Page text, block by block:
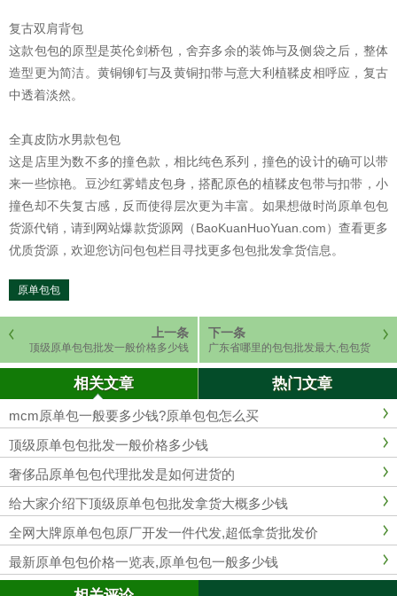
复古双肩背包
这款包包的原型是英伦剑桥包，舍弃多余的装饰与及侧袋之后，整体
造型更为简洁。黄铜铆钉与及黄铜扣带与意大利植鞣皮相呼应，复古
中透着淡然。
全真皮防水男款包包
这是店里为数不多的撞色款，相比纯色系列，撞色的设计的确可以带
来一些惊艳。豆沙红雾蜡皮包身，搭配原色的植鞣皮包带与扣带，小
撞色却不失复古感，反而使得层次更为丰富。如果想做时尚原单包包
货源代销，请到网站爆款货源网（BaoKuanHuoYuan.com）查看更多
优质货源，欢迎您访问包包栏目寻找更多包包批发拿货信息。
原单包包
上一条
顶级原单包包批发一般价格多少钱
下一条
广东省哪里的包包批发最大,包包货
相关文章 热门文章
mcm原单包一般要多少钱?原单包包怎么买
顶级原单包包批发一般价格多少钱
奢侈品原单包包代理批发是如何进货的
给大家介绍下顶级原单包包批发拿货大概多少钱
全网大牌原单包包原厂开发一件代发,超低拿货批发价
最新原单包包价格一览表,原单包包一般多少钱